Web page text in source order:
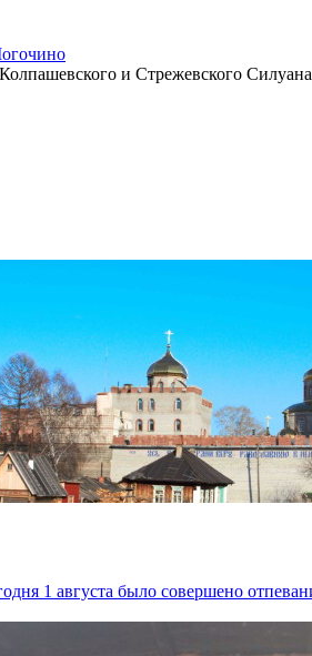
и Стрежевского Силуана
1 августа было совершено